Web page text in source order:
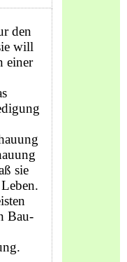
den
will
einer
sie
Bau-